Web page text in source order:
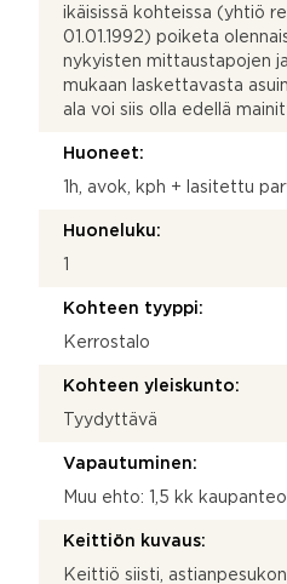
ikäisissä kohteissa (yhtiö
01.01.1992) poiketa
nykyisten mittaustapojen
mukaan laskettavasta
ala voi siis olla edellä
Huoneet:
1h, avok, kph + lasitettu
Huoneluku:
Kohteen tyyppi:
Kerrostalo
Kohteen yleiskunto:
Tyydyttävä
Vapautuminen:
Muu ehto: 1,5 kk
Keittiön kuvaus:
Keittiö siisti,